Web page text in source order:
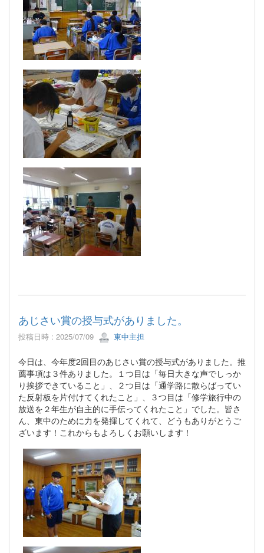
あじさい賞の授与式がありました。
投稿日時 : 2025/07/09 東中主担
今日は、今年度2回目のあじさい賞の授与式がありました。推
薦事項は３件ありました。１つ目は「毎日大きな声でしっか
り挨拶できていること」、２つ目は「通学路に散らばってい
た反射板を片付けてくれたこと」、３つ目は「修学旅行中の
放送を２年生が自主的に手伝ってくれたこと」でした。皆さ
ん、東中のために力を発揮してくれて、どうもありがとうご
ざいます！これからもよろしくお願いします！